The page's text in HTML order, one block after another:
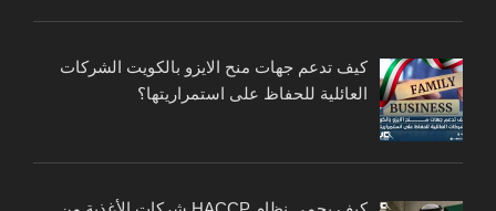
كيف تدعم جهات منح الايزو بالكويت الشركات
العائلية للحفاظ على استمراريتها؟